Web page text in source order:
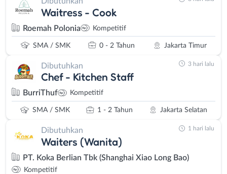
Waitress - Cook
Roemah Polonia Kompetitif
SMA / SMK 0 - 2 Tahun Jakarta Timur
Dibutuhkan
Chef - Kitchen Staff
BurriThuf Kompetitif
SMA / SMK 1 - 2 Tahun Jakarta Selatan
3 hari lalu
Dibutuhkan
Waiters (Wanita)
PT. Koka Berlian Tbk (Shanghai Xiao Long Bao)
Kompetitif
1 hari lalu